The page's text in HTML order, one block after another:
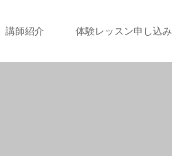
講師紹介 体験レッスン申し込み